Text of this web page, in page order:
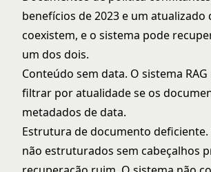
benefícios de 2023 e um atualizado
coexistem, e o sistema pode
um dos dois.
Conteúdo sem data. O sistema
filtrar por atualidade se os
metadados de data.
Estrutura de documento deficiente.
não estruturados sem cabeçalhos